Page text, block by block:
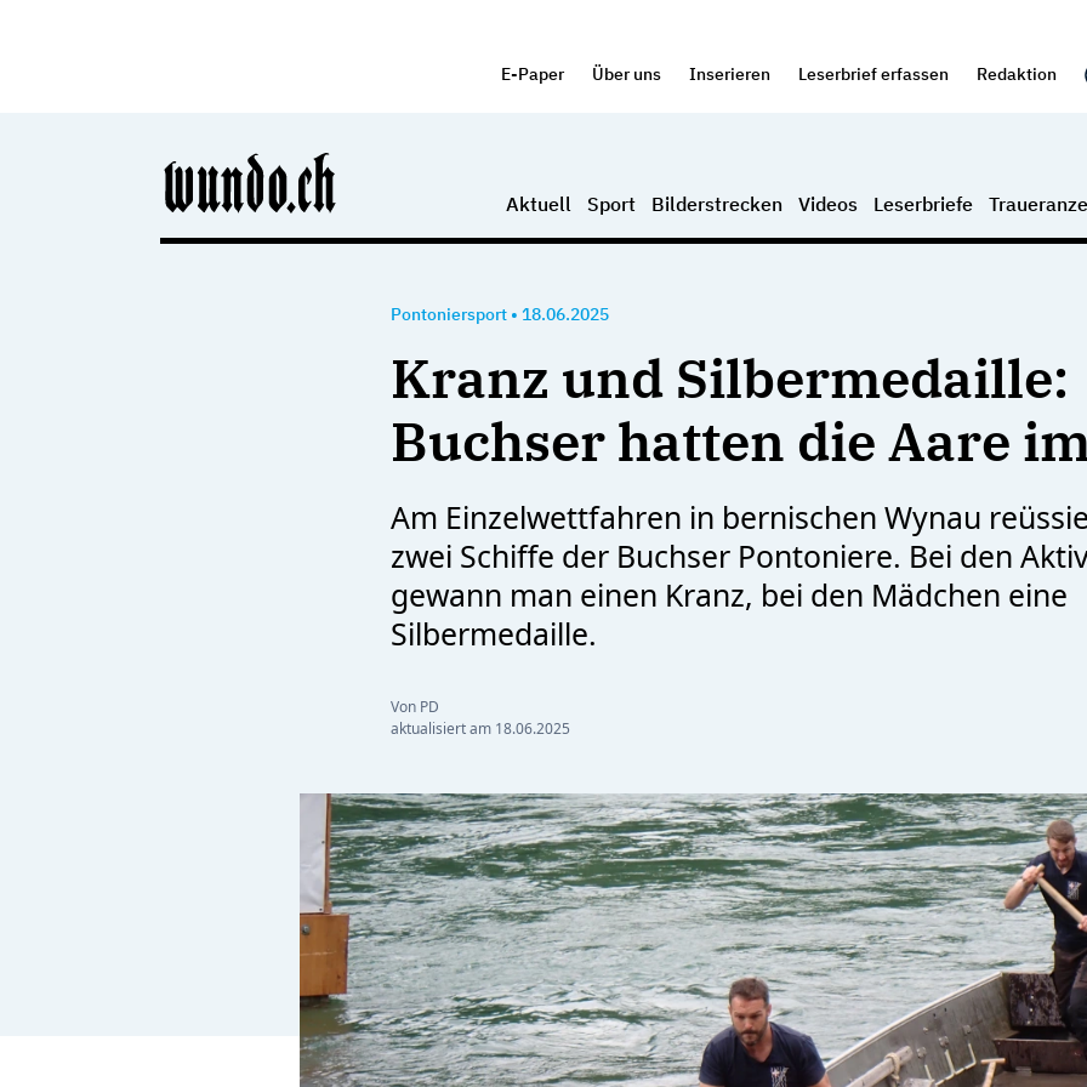
E-Paper Über uns Inserieren Leserbrief erfassen Redaktion
Aktuell Sport Bilderstrecken Videos Leserbriefe
Pontoniersport • 18.06.2025
Kranz und Silbermedaille:
Buchser hatten die Aare
Am Einzelwettfahren in bernischen Wynau
zwei Schiffe der Buchser Pontoniere. Bei den
gewann man einen Kranz, bei den Mädchen eine
Silbermedaille.
Von PD
aktualisiert am 18.06.2025